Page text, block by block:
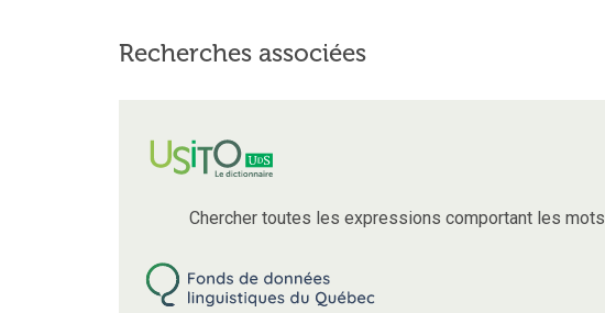
Recherches associées
Chercher toutes les expressions comportant les mots